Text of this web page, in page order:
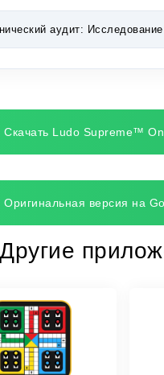
аудит:
Скачать Ludo Supreme™
Оригинальная версия на
Другие